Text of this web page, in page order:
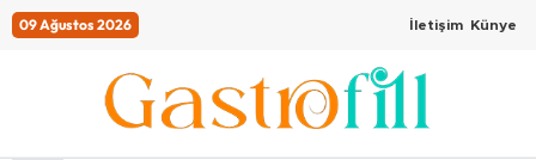
09 Ağustos 2026 İletişim Künye